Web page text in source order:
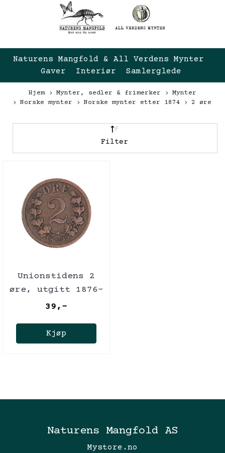
Naturens Mangfold & All Verdens Mynter 
Gaver  Interiør  Samlerglede
Hjem Mynter, sedler & frimerker
Mynter
Norske mynter
Norske mynter etter 1874 2 øre
Filter
Unionstidens 2
øre, utgitt 1876-
1902
39,-
Kjøp
Naturens Mangfold AS
Mystore.no